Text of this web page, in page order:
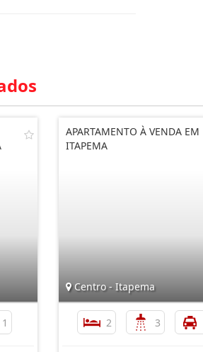
1
APARTAMENTO À VENDA EM
ITAPEMA
Centro - Itapema
2 3